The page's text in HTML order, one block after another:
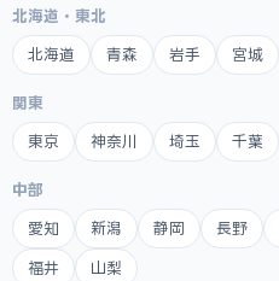
北海道・東北
北海道 青森 岩手 宮城
関東
東京 神奈川 埼玉 千葉
中部
愛知 新潟 静岡 長野
福井 山梨